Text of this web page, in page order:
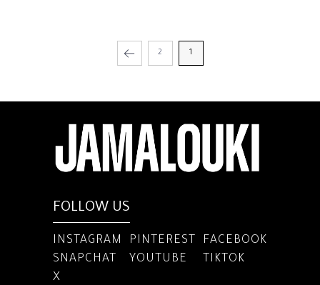
1
2
FOLLOW US
INSTAGRAM PINTEREST
FACEBOOK
SNAPCHAT
YOUTUBE
TIKTOK
X